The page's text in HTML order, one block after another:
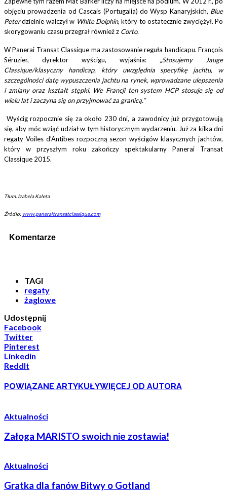
objęciu prowadzenia od Cascais (Portugalia) do Wysp Kanaryjskich, Blue
Peterdzielnie walczył w White Dolphin, który to ostatecznie zwyciężył. Po
skorygowaniu czasu przegrał również z Corto.
W Panerai Transat Classique ma zastosowanie reguła handicapu. François
Séruzier, dyrektor wyścigu, wyjaśnia: „Stosujemy Jauge
Classique/klasyczny handicap, który uwzględnia specyfikę jachtu, w
szczególności datę wypuszczenia jachtu na rynek, wprowadzane ulepszenia
i zmiany oraz kształt stępki. We Francji ten system HCP stosuje się od
wielu lat i zaczyna się on przyjmować za granicą.”
Wyścig rozpocznie się za około 230 dni, a zawodnicy już przygotowują
się, aby móc wziąć udział w tym historycznym wydarzeniu. Już za kilka dni
regaty Voiles d’Antibes rozpoczną sezon wyścigów klasycznych jachtów,
który w przyszłym roku zakończy spektakularny Panerai Transat
Classique 2015.
Tłum. Izabela Kaleta
Źródło: www.paneraitransatclassique.com
Komentarze
TAGI
regaty
żaglowe
Udostępnij
Facebook
Twitter
Pinterest
Linkedin
ReddIt
POWIĄZANE ARTYKUŁYWIĘCEJ OD AUTORA
Aktualności
Załoga MARISTO swoich nie zostawia!
Aktualności
Gratka dla fanów Bitwy o Gotland